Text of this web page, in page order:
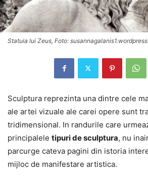
Statuia lui Zeus, Foto:
Sculptura reprezinta una dintre cele
ale artei vizuale ale carei opere sunt
tridimensional. In randurile care
principalele tipuri de sculptura, nu
parcurge cateva pagini din istoria
mijloc de manifestare artistica.